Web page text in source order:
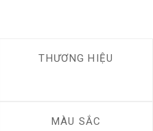
THƯƠNG HIỆU
MÀU SẮC